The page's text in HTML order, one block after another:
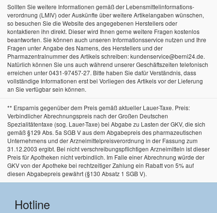
Sollten Sie weitere Informationen gemäß der Lebensmittel­informations­
verordnung (LMIV) oder Auskünfte über weitere Artikelangaben wünschen,
so besuchen Sie die Website des angegebenen Herstellers oder
kontaktieren ihn direkt. Dieser wird Ihnen gerne weitere Fragen kostenlos
beantworten. Sie können auch unseren Informationsservice nutzen und Ihre
Fragen unter Angabe des Namens, des Herstellers und der
Pharmazentralnummer des Artikels schreiben: kundenservice@berni24.de.
Natürlich können Sie uns auch während unserer Geschäftszeiten telefonisch
erreichen unter 0431-97457-27. Bitte haben Sie dafür Verständnis, dass
vollständige Informationen erst bei Vorliegen des Artikels vor der Lieferung
an Sie verfügbar sein können.
** Ersparnis gegenüber dem Preis gemäß aktueller Lauer-Taxe. Preis:
Verbindlicher Abrechnungspreis nach der Großen Deutschen
Spezialitätentaxe (sog. Lauer-Taxe) bei Abgabe zu Lasten der GKV, die sich
gemäß §129 Abs. 5a SGB V aus dem Abgabepreis des pharmazeutischen
Unternehmens und der Arzneimittelpreisverordnung in der Fassung zum
31.12.2003 ergibt. Bei nicht verschreibungspflichtigen Arzneimitteln ist dieser
Preis für Apotheken nicht verbindlich. Im Falle einer Abrechnung würde der
GKV von der Apotheke bei rechtzeitiger Zahlung ein Rabatt von 5% auf
diesen Abgabepreis gewährt (§130 Absatz 1 SGB V).
Hotline